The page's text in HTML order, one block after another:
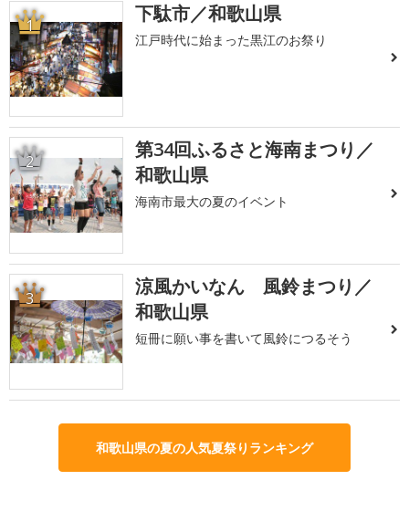
1 下駄市／和歌山県
江戸時代に始まった黒江のお祭り
2
第34回ふるさと海南まつり／
和歌山県
海南市最大の夏のイベント
3
涼風かいなん 風鈴まつり／
和歌山県
短冊に願い事を書いて風鈴につるそう
和歌山県の夏の人気夏祭りランキング